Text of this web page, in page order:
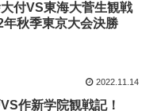
付VS東海大菅生観戦
年秋季東京大会決勝
2022.11.14
作新学院観戦記！